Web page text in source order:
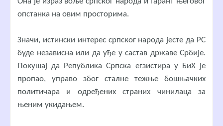
опстанка на овим просторима.
Значи, истински интерес српског народа јесте да РС
буде независна или да уђе у састав државе Србије.
Покушај да Република Српска егзистира у БиХ је
пропао, управо због сталне тежње бошњачких
политичара и одређених страних чинилаца за
њеним укидањем.